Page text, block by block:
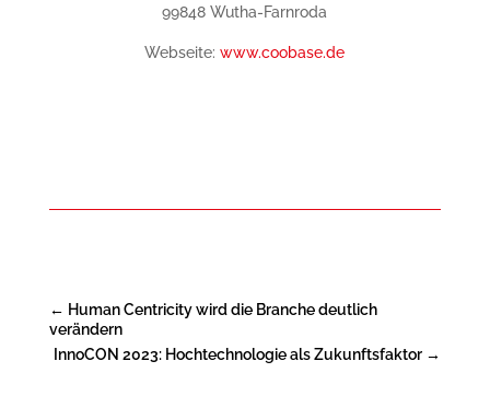
99848 Wutha-Farnroda
Webseite:www.coobase.de
← Human Centricity wird die Branche deutlich
verändern
InnoCON 2023: Hochtechnologie als Zukunftsfaktor →